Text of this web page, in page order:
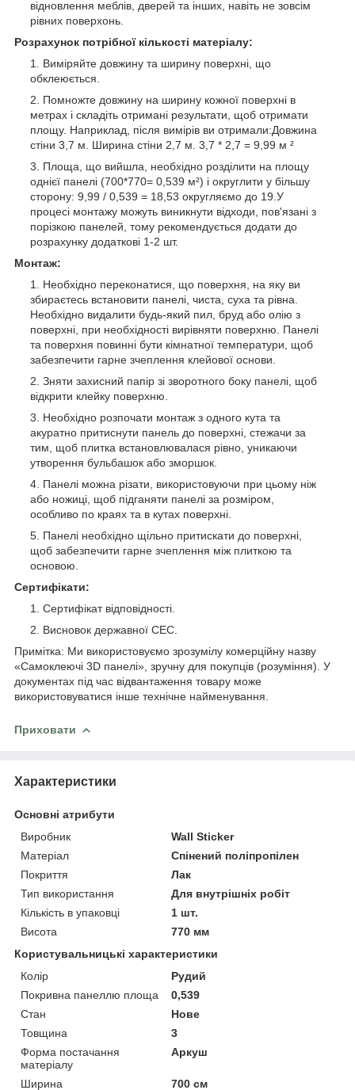
відновлення меблів, дверей та інших, навіть не зовсім
рівних поверхонь.
Розрахунок потрібної кількості матеріалу:
Виміряйте довжину та ширину поверхні, що
обклеюється.
Помножте довжину на ширину кожної поверхні в
метрах і складіть отримані результати, щоб отримати
площу. Наприклад, після вимірів ви отримали:Довжина
стіни 3,7 м. Ширина стіни 2,7 м. 3,7 * 2,7 = 9,99 м ²
Площа, що вийшла, необхідно розділити на площу
однієї панелі (700*770= 0,539 м²) і округлити у більшу
сторону: 9,99 / 0,539 = 18,53 округляємо до 19.У
процесі монтажу можуть виникнути відходи, пов'язані з
порізкою панелей, тому рекомендується додати до
розрахунку додаткові 1-2 шт.
Монтаж:
Необхідно переконатися, що поверхня, на яку ви
збираєтесь встановити панелі, чиста, суха та рівна.
Необхідно видалити будь-який пил, бруд або олію з
поверхні, при необхідності вирівняти поверхню. Панелі
та поверхня повинні бути кімнатної температури, щоб
забезпечити гарне зчеплення клейової основи.
Зняти захисний папір зі зворотного боку панелі, щоб
відкрити клейку поверхню.
Необхідно розпочати монтаж з одного кута та
акуратно притиснути панель до поверхні, стежачи за
тим, щоб плитка встановлювалася рівно, уникаючи
утворення бульбашок або зморшок.
Панелі можна різати, використовуючи при цьому ніж
або ножиці, щоб підганяти панелі за розміром,
особливо по краях та в кутах поверхні.
Панелі необхідно щільно притискати до поверхні,
щоб забезпечити гарне зчеплення між плиткою та
основою.
Сертифікати:
Сертифікат відповідності.
Висновок державної СЕС.
Примітка: Ми використовуємо зрозумілу комерційну назву
«Самоклеючі 3D панелі», зручну для покупців (розуміння). У
документах під час відвантаження товару може
використовуватися інше технічне найменування.
Приховати
Характеристики
Основні атрибути
Виробник
Wall Sticker
Матеріал
Спінений поліпропілен
Покриття
Лак
Тип використання
Для внутрішніх робіт
Кількість в упаковці
1 шт.
Висота
770 мм
Користувальницькі характеристики
Колір
Рудий
Покривна панеллю площа
0,539
Стан
Нове
Товщина
3
Форма постачання
матеріалу
Аркуш
Ширина 700 см